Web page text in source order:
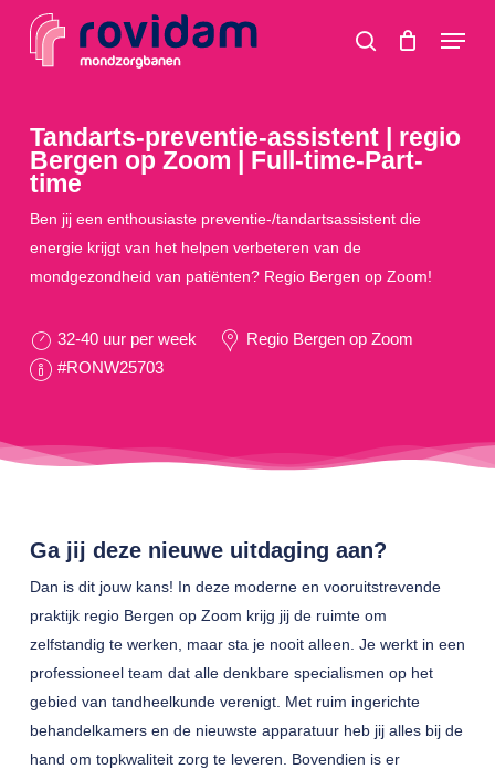
search
Menu
Tandarts-preventie-assistent | regio
Bergen op Zoom | Full-time-Part-
time
Ben jij een enthousiaste preventie-/tandartsassistent die
energie krijgt van het helpen verbeteren van de
mondgezondheid van patiënten? Regio Bergen op Zoom!
32-40 uur per week
Regio Bergen op Zoom
#RONW25703
Ga jij deze nieuwe uitdaging aan?
Dan is dit jouw kans! In deze moderne en vooruitstrevende
praktijk regio Bergen op Zoom krijg jij de ruimte om
zelfstandig te werken, maar sta je nooit alleen. Je werkt in een
professioneel team dat alle denkbare specialismen op het
gebied van tandheelkunde verenigt. Met ruim ingerichte
behandelkamers en de nieuwste apparatuur heb jij alles bij de
hand om topkwaliteit zorg te leveren. Bovendien is er